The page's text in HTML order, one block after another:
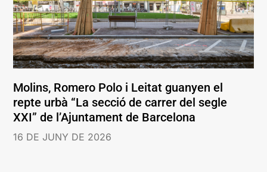
Molins, Romero Polo i Leitat guanyen el
repte urbà “La secció de carrer del segle
XXI” de l’Ajuntament de Barcelona
16 DE JUNY DE 2026